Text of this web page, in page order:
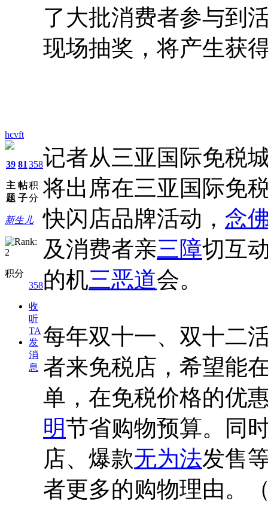
hcvft
39
主
题
81
帖
子
358
积
分
新生儿
积分
358
收
听
TA
发
消
息
了大批消费者参与到
现场抽奖，将产生获
记者从三亚国际免税
将出席在三亚国际免
快闪店品牌活动， 念
及消费者亲三障切互
的机三恶道会。
每年双十一、双十二
者来免税店，希望能
单，在免税价格的优
明节省购物预算。同
店、爆款无为法发售
者更多的购物理由。